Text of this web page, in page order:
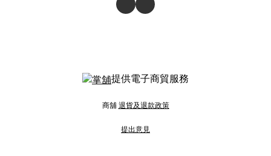
提供電子商貿服務
商舖 退貨及退款政策
提出意見